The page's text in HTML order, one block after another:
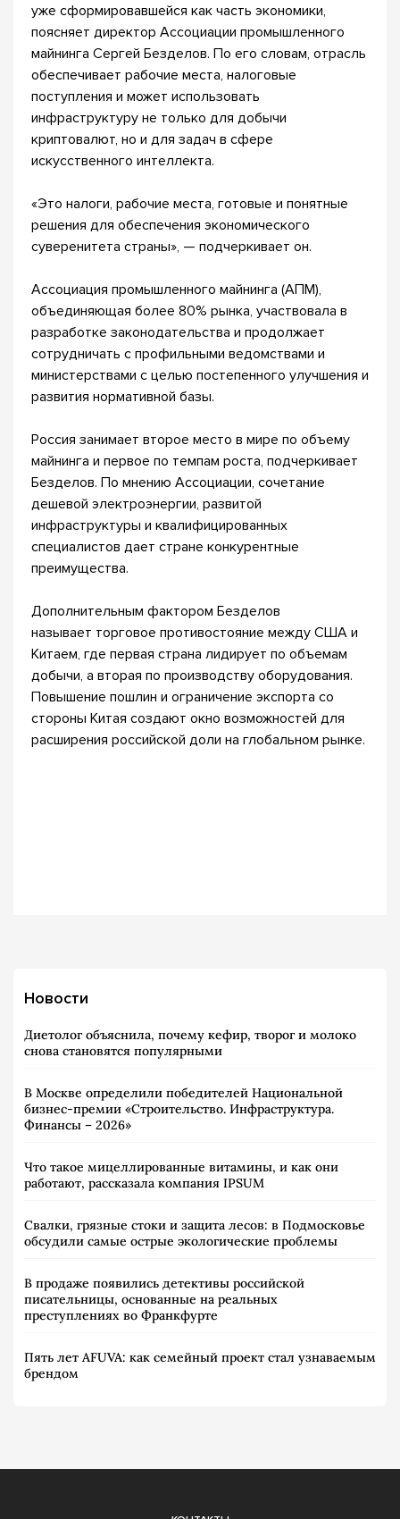
уже сформировавшейся как часть экономики,
поясняет директор Ассоциации промышленного
майнинга Сергей Безделов. По его словам, отрасль
обеспечивает рабочие места, налоговые
поступления и может использовать
инфраструктуру не только для добычи
криптовалют, но и для задач в сфере
искусственного интеллекта.
«Это налоги, рабочие места, готовые и понятные
решения для обеспечения экономического
суверенитета страны», — подчеркивает он.
Ассоциация промышленного майнинга (АПМ),
объединяющая более 80% рынка, участвовала в
разработке законодательства и продолжает
сотрудничать с профильными ведомствами и
министерствами с целью постепенного улучшения и
развития нормативной базы.
Россия занимает второе место в мире по объему
майнинга и первое по темпам роста, подчеркивает
Безделов. По мнению Ассоциации, сочетание
дешевой электроэнергии, развитой
инфраструктуры и квалифицированных
специалистов дает стране конкурентные
преимущества.
Дополнительным фактором Безделов
называет торговое противостояние между США и
Китаем, где первая страна лидирует по объемам
добычи, а вторая по производству оборудования.
Повышение пошлин и ограничение экспорта со
стороны Китая создают окно возможностей для
расширения российской доли на глобальном рынке.
Новости
Диетолог объяснила, почему кефир, творог и молоко
снова становятся популярными
В Москве определили победителей Национальной
бизнес-премии «Строительство. Инфраструктура.
Финансы – 2026»
Что такое мицеллированные витамины, и как они
работают, рассказала компания IPSUM
Свалки, грязные стоки и защита лесов: в Подмосковье
обсудили самые острые экологические проблемы
В продаже появились детективы российской
писательницы, основанные на реальных
преступлениях во Франкфурте
Пять лет AFUVA: как семейный проект стал узнаваемым
брендом